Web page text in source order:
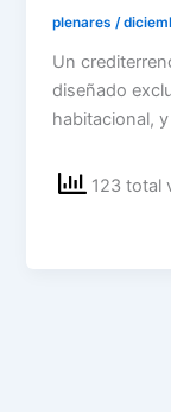
plenares /
Un
diseñado
habitacional,
123 total